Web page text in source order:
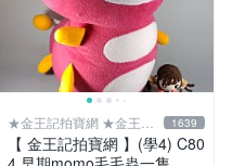
★金王記拍寶網 ★金王記
拍寶趣
1639
【 金王記拍寶網 】(學4) C80